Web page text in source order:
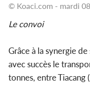
© Koaci.com - mardi
Le convoi
Grâce à la synergie
avec succès le
tonnes, entre Tiacang